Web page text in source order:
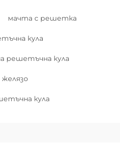
мачта с решетка
кула
решетъчна кула
кула